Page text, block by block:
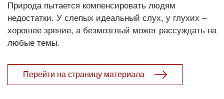
Природа пытается компенсировать людям
недостатки. У слепых идеальный слух, у глухих –
хорошее зрение, а безмозглый может рассуждать на
любые темы.
Перейти на страницу материала